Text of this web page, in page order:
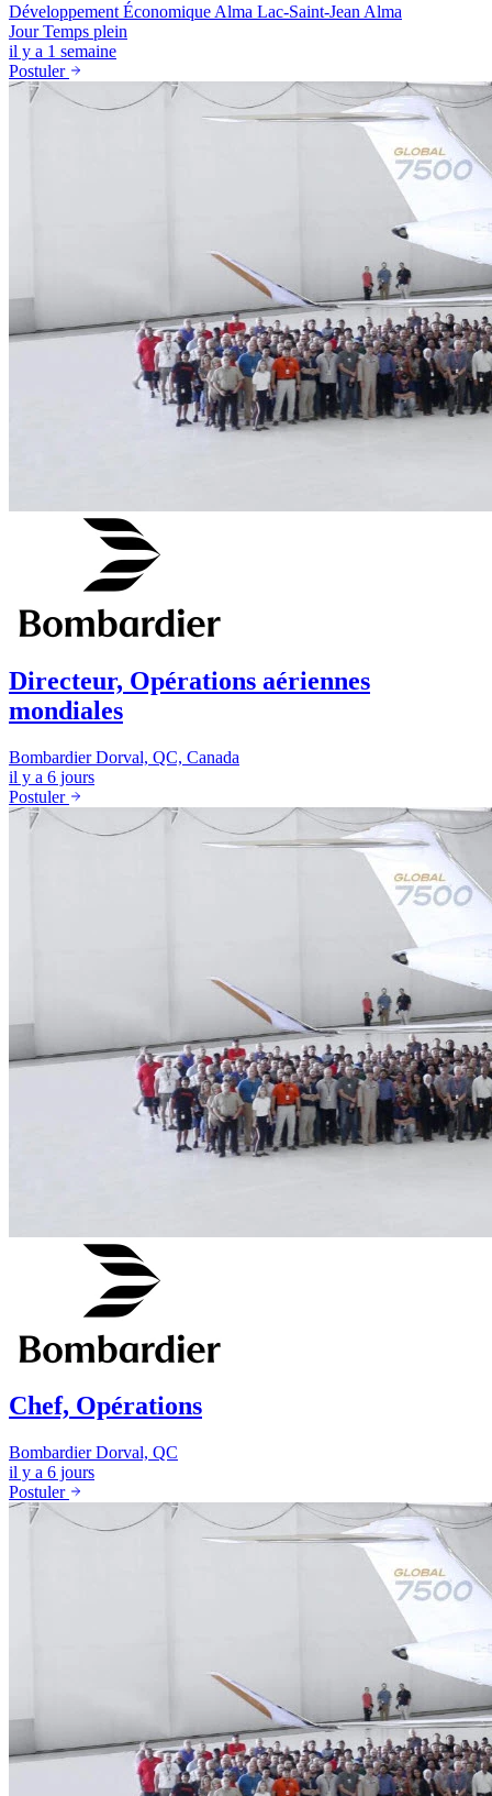
Développement Économique Alma Lac-Saint-Jean Alma
JourTemps plein
il y a 1 semaine
Postuler
Directeur, Opérations aériennes
mondiales
Bombardier Dorval, QC, Canada
il y a 6 jours
Postuler
Chef, Opérations
Bombardier Dorval, QC
il y a 6 jours
Postuler